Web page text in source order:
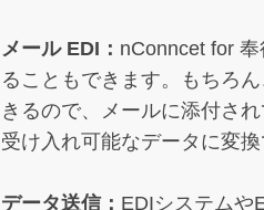
メール EDI： nConncetfor
ることもできます。もちろ
きるので、メールに添付さ
受け入れ可能なデータに変換
データ送信： EDIシステムや